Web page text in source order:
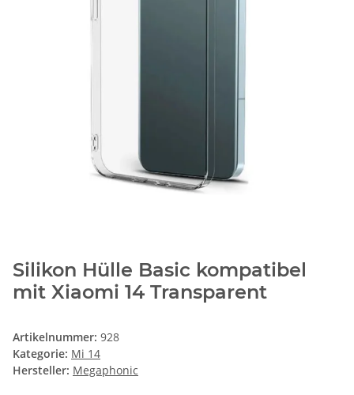
Silikon Hülle Basic kompatibel
mit Xiaomi 14 Transparent
Artikelnummer: 928
Kategorie: Mi 14
Hersteller: Megaphonic